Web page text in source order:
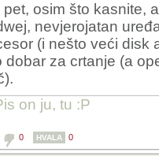
pet, osim što kasnite,
nevjerojatan
(i nešto veći disk
dobar za crtanje (a
on ju, tu :P
0 HVALA 0